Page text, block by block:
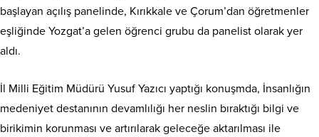
başlayan açılış panelinde, Kırıkkale ve Çorum’dan öğretmenler
eşliğinde Yozgat’a gelen öğrenci grubu da panelist olarak yer
aldı.
İl Milli Eğitim Müdürü Yusuf Yazıcı yaptığı konuşmda, İnsanlığın
medeniyet destanının devamlılığı her neslin bıraktığı bilgi ve
birikimin korunması ve artırılarak geleceğe aktarılması ile